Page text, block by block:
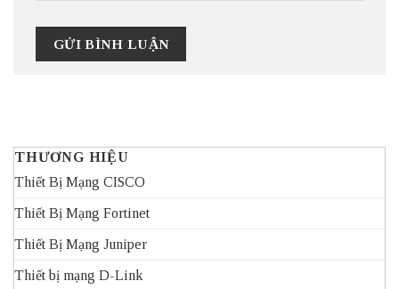
THƯƠNG HIỆU
Thiết Bị Mạng CISCO
Thiết Bị Mạng Fortinet
Thiết Bị Mạng Juniper
Thiết bị mạng D-Link